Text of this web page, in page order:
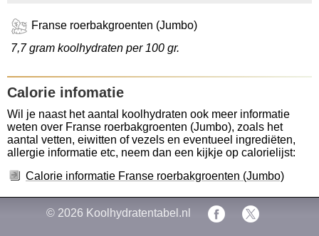
Franse roerbakgroenten (Jumbo)
7,7 gram koolhydraten per 100 gr.
Calorie infomatie
Wil je naast het aantal koolhydraten ook meer informatie
weten over Franse roerbakgroenten (Jumbo), zoals het
aantal vetten, eiwitten of vezels en eventueel ingrediëten,
allergie informatie etc, neem dan een kijkje op calorielijst:
Calorie informatie Franse roerbakgroenten (Jumbo)
© 2026 Koolhydratentabel.nl